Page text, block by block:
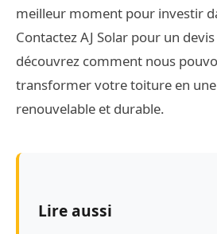
meilleur moment pour investir
Contactez AJ Solar pour un
découvrez comment nous
transformer votre toiture en
renouvelable et durable.
Lire aussi